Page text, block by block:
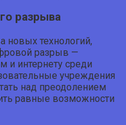
разрыва
новых технологий,
разрыв —
и интернету среди
учреждения
над преодолением
равные возможности